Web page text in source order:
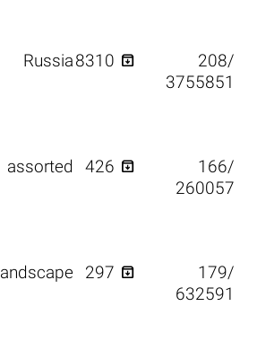
Russia8310 
208/
3755851
assorted 426 
166/
260057
landscape 297 
179/
632591